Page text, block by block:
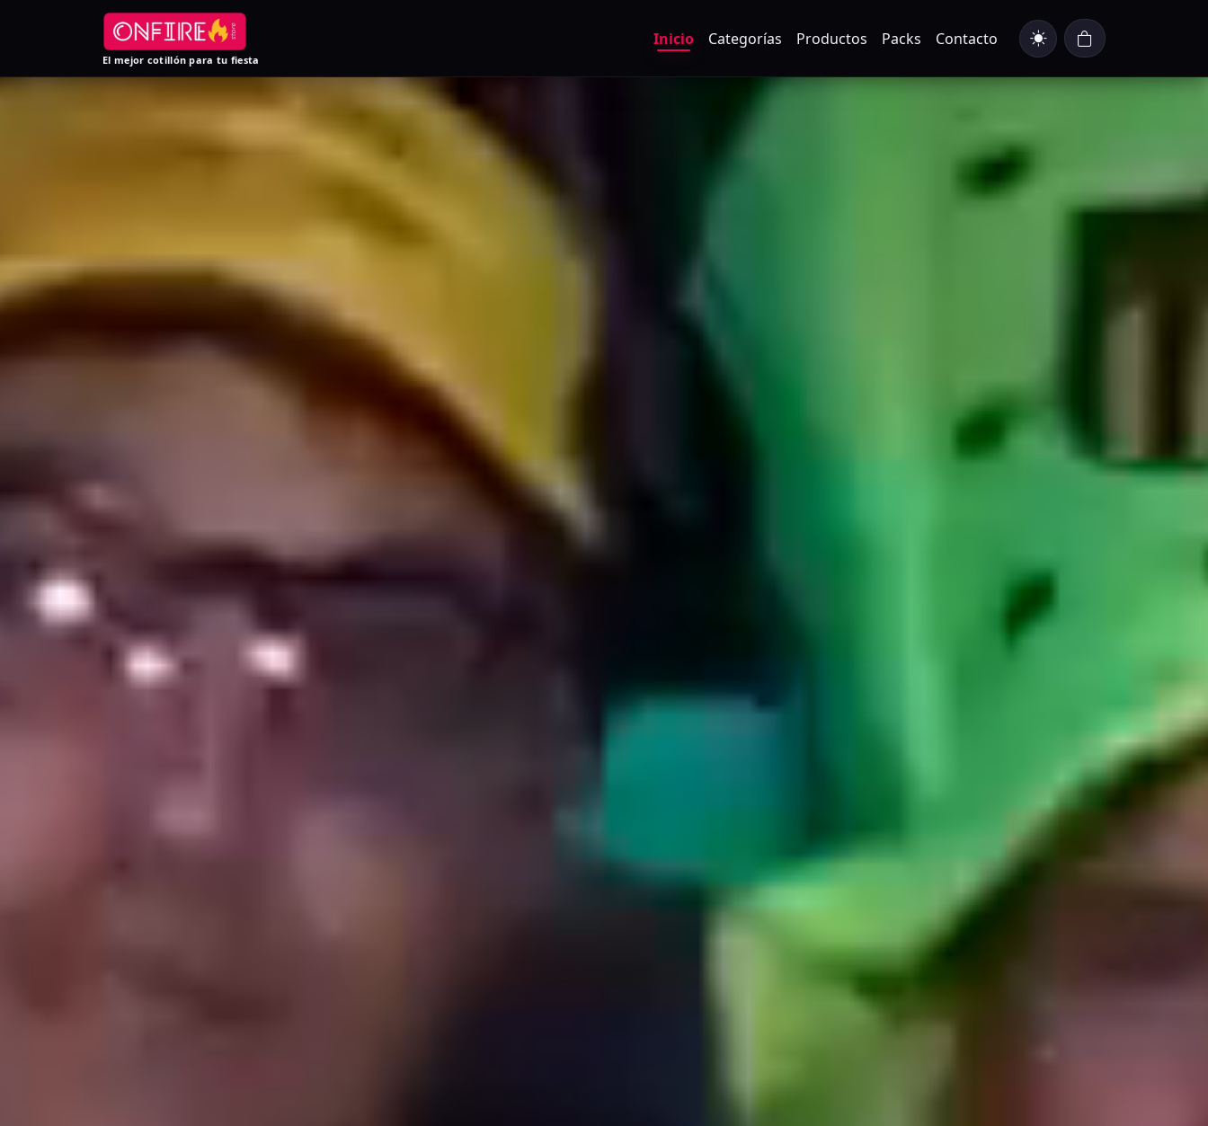
El mejor cotillón para tu fiesta
Inicio Categorías Productos Packs Contacto